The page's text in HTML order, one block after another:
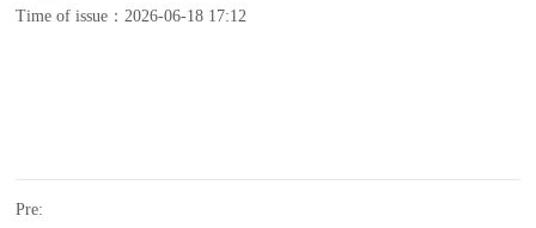
Time of issue：2026-06-18 17:12
Pre: